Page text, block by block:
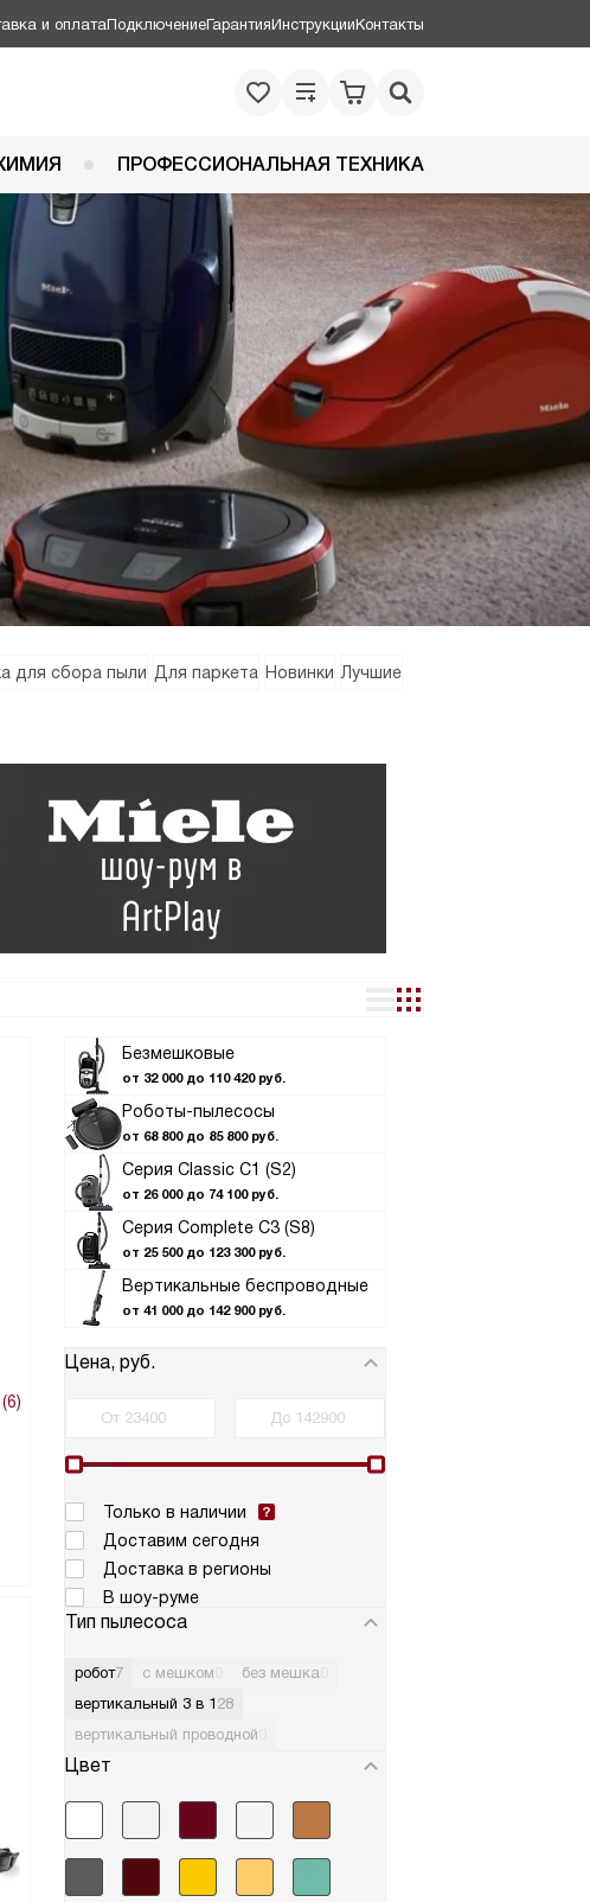
и оплатаПодключениеГарантияИнструкцииКонтакты
ПРОФЕССИОНАЛЬНАЯ ТЕХНИКА
для сбора пыли Для паркета Новинки Лучшие
Безмешковые
от 32 000 до 110 420 руб.
Роботы-пылесосы
от 68 800 до 85 800 руб.
Серия Classic C1 (S2)
от 26 000 до 74 100 руб.
Серия Complete C3 (S8)
от 25 500 до 123 300 руб.
Вертикальные беспроводные
от 41 000 до 142 900 руб.
Цена, руб.
Только в наличии
Доставим сегодня
Доставка в регионы
В шоу-руме
Тип пылесоса
робот7 с мешком без мешка
вертикальный 3 в 1 28
вертикальный проводной
Цвет
(6)